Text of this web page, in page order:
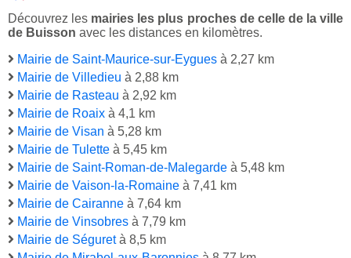
Découvrez les mairies les plus proches de celle de la ville
de Buisson avec les distances en kilomètres.
Mairie de Saint-Maurice-sur-Eygues à 2,27 km
Mairie de Villedieu à 2,88 km
Mairie de Rasteau à 2,92 km
Mairie de Roaix à 4,1 km
Mairie de Visan à 5,28 km
Mairie de Tulette à 5,45 km
Mairie de Saint-Roman-de-Malegarde à 5,48 km
Mairie de Vaison-la-Romaine à 7,41 km
Mairie de Cairanne à 7,64 km
Mairie de Vinsobres à 7,79 km
Mairie de Séguretà 8,5 km